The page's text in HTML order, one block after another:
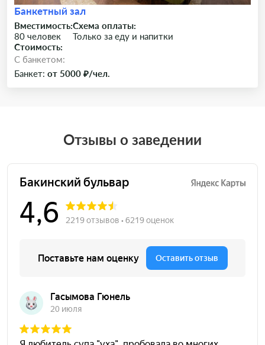
Банкетный зал
Вместимость:
80 человек
Схема оплаты:
Только за еду и напитки
Стоимость:
C банкетом:
Банкет: от 5000 ₽/чел.
Отзывы о заведении